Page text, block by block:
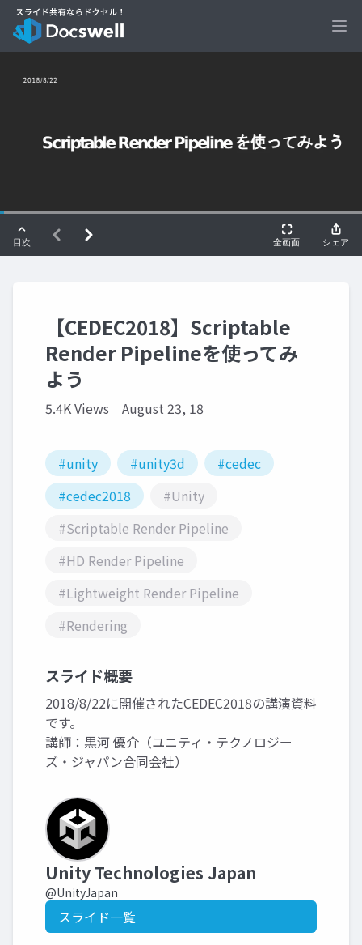
【CEDEC2018】Scriptable
Render Pipelineを使ってみ
よう
5.4K Views August 23, 18
#unity #unity3d
#cedec
#cedec2018
#Unity
#Scriptable Render Pipeline
#HD Render Pipeline
#Lightweight Render Pipeline
#Rendering
スライド概要
2018/8/22に開催されたCEDEC2018の講演資料
です。
講師：黒河 優介（ユニティ・テクノロジー
ズ・ジャパン合同会社）
Unity Technologies Japan
@UnityJapan
スライド一覧